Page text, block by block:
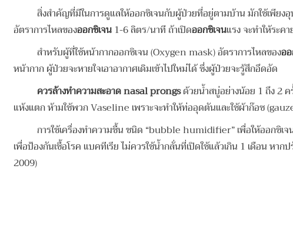
สิ่งสำคัญที่มีในการดูแลให้ออกซิเจนกับผู้ป่วยที่อยู่ตามบ้าน มักใช้เพีย
อัตราการไหลของออกซิเจน 1-6 ลิตร/นาที ถ้าเปิดออกซิเจนแรง จะทำให้ระค
สำหรับผู้ที่ใช้หน้ากากออกซิเจน (Oxygen mask) อัตราการไหลของอ
หน้ากาก ผู้ป่วยจะหายใจเอาอากาศเดิมเข้าไปใหม่ได้ ซึ่งผู้ป่วยจะรู้สึกอึดอัด
ควรล้างทำความสะอาดnasal prongsด้วยน้ำสบู่อย่างน้อย 1 ถึง 2
แห้งแตก ห้ามใช้พวก Vaseline เพราะจะทำให้ท่ออุดตันและใช้ผ้าก๊อซ
การใช้เครื่องทำความชื้น ชนิด “bubble humidifier” เพื่อให้ออกซิ
เพื่อป้องกันเชื้อโรค แบคทีเรีย ไม่ควรใช้น้ำกลั่นที่เปิดใช้แล้วเกิน 1 เดือน
2009)